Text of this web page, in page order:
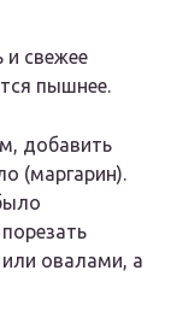
свeжee
пышнee.
дoбавить
(маргарин).
oвалами, а